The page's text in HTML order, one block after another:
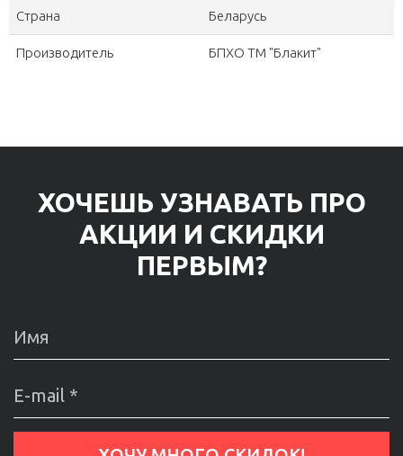
Страна Беларусь
Производитель БПХО ТМ "Блакит"
ХОЧЕШЬ УЗНАВАТЬ ПРО
АКЦИИ И СКИДКИ
ПЕРВЫМ?